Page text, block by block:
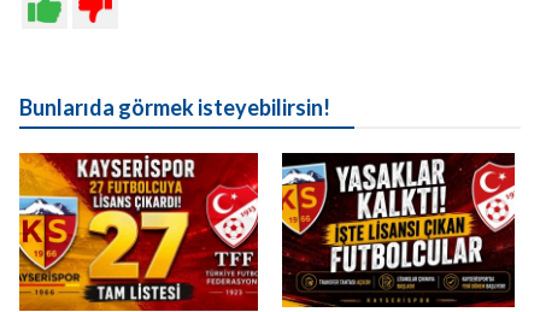
Bunlarıda görmek isteyebilirsin!